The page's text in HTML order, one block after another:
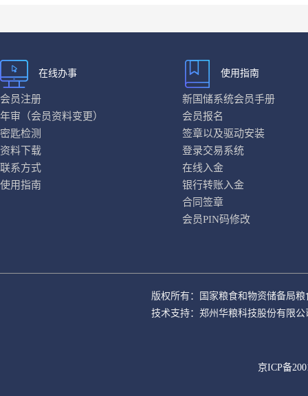
在线办事 使用指南
会员注册
年审（会员资料变更）
密匙检测
资料下载
联系方式
使用指南
新国储系统会员手册
会员报名
签章以及驱动安装
登录交易系统
在线入金
银行转账入金
合同签章
会员PIN码修改
版权所有：国家粮食和物资储备局
技术支持：郑州华粮科技股份有限公
京ICP备